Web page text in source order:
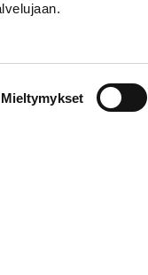
Mieltymykset
lisää